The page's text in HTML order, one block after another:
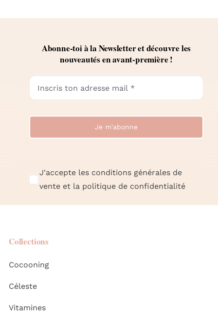
Abonne-toi à la Newsletter et découvre les
nouveautés en avant-première !
Je m'abonne
J'accepte les conditions générales de
vente et la politique de confidentialité
Collections
Cocooning
Céleste
Vitamines